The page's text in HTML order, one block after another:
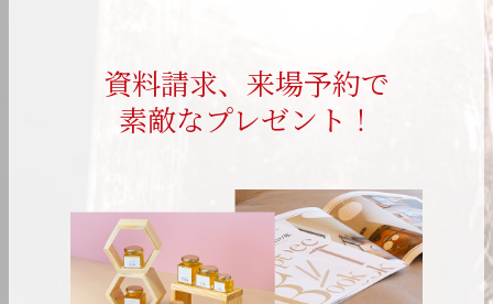
資料請求、来場予約で
素敵なプレゼント！